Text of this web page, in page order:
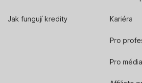
Jak fungují kredity Kariéra
Pro
Pro média